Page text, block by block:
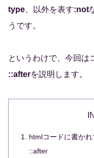
type 、以外を表す:not
うです。
というわけで、今回は
::afterを説明します。
htmlコードに書か
::after